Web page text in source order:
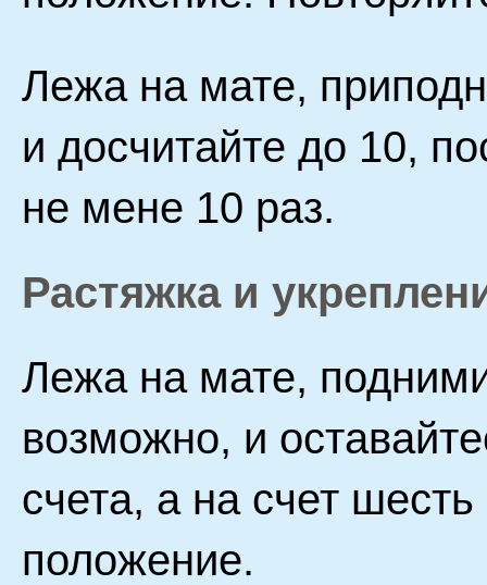
Лежа на мате,
и досчитайте до 10,
не мене 10 раз.
Растяжка и
Лежа на мате,
возможно, и
счета, а на счет
положение.